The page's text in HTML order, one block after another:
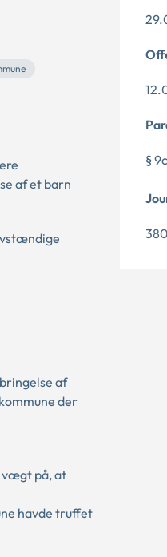
af et barn
af
der
vægt på, at
havde truffet
§